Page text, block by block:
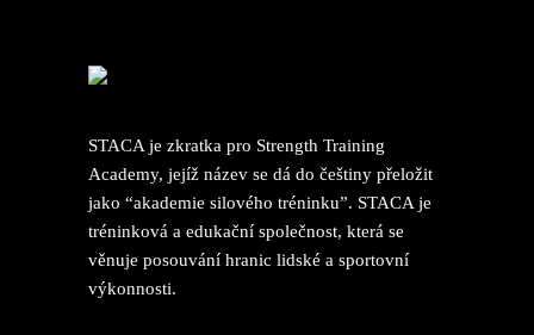
STACA je zkratka pro Strength Training
Academy, jejíž název se dá do češtiny přeložit
jako “akademie silového tréninku”. STACA je
tréninková a edukační společnost, která se
věnuje posouvání hranic lidské a sportovní
výkonnosti.